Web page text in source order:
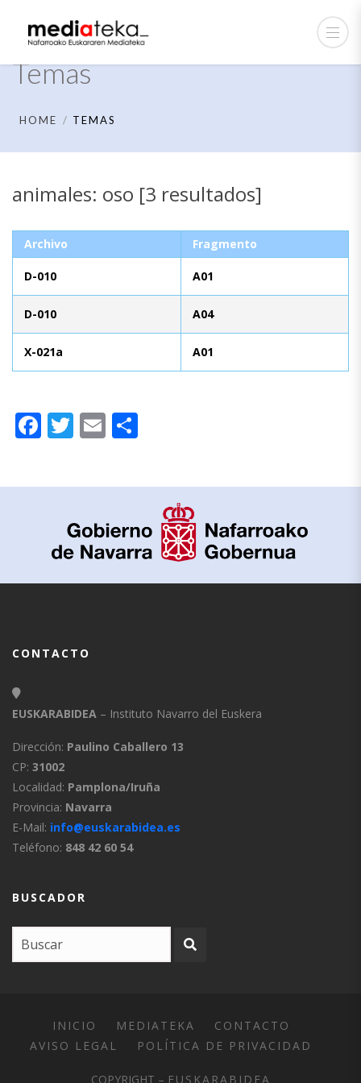
Temas
HOME TEMAS
animales: oso [3 resultados]
Archivo Fragmento
D-010 A01
D-010 A04
X-021a A01
Facebook
Twitter
Email
CONTACTO
EUSKARABIDEA – Instituto Navarro del Euskera
Dirección: Paulino Caballero 13
CP: 31002
Localidad: Pamplona/Iruña
Provincia: Navarra
E-Mail: info@euskarabidea.es
Teléfono: 848 42 60 54
BUSCADOR
INICIO MEDIATEKA
CONTACTO
AVISO LEGAL
POLÍTICA DE PRIVACIDAD
COPYRIGHT – EUSKARABIDEA